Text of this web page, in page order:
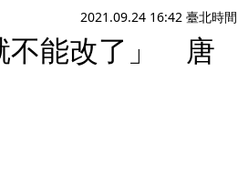
2021.09.24 16:42 臺北時間
不能改了」 唐